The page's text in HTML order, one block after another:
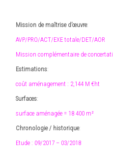
Mission de maîtrise d’œuvre:
AVP/PRO/ACT/EXE totale/DET/AOR
Mission complémentaire de
Estimations:
coût aménagement : 2,144 M €ht
Surfaces:
surface aménagée = 18 400 m²
Chronologie / historique:
Etude : 09/2017 – 03/2018